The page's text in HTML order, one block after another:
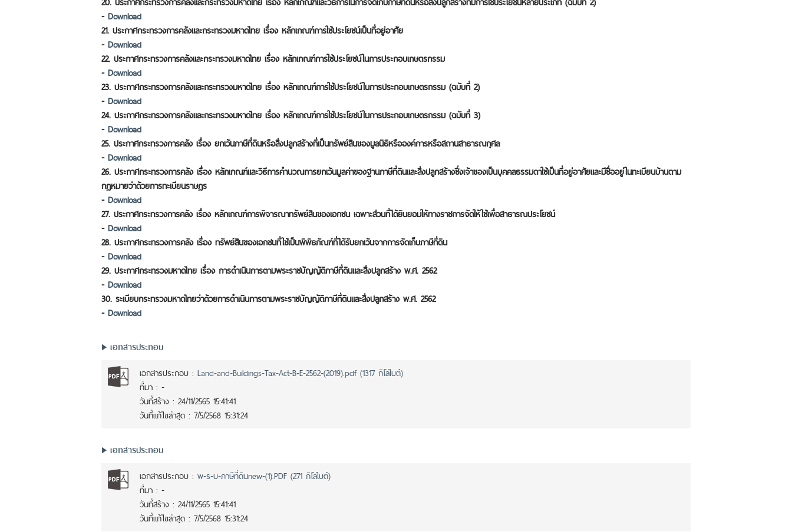
- Download
21. ประกาศกระทรวงการคลังและกระทรวงมหาดไทย เรื่อง หลักเกณฑ์การใช้ประโยชน์เป็นที่อยู่อาศัย
- Download
22. ประกาศกระทรวงการคลังและกระทรวงมหาดไทย เรื่อง หลักเกณฑ์การใช้ประโยชน์ในการประกอบเกษตรกรรม
- Download
23. ประกาศกระทรวงการคลังและกระทรวงมหาดไทย เรื่อง หลักเกณฑ์การใช้ประโยชน์ในการประกอบเกษตรกรรม (ฉบับที่ 2)
- Download
24. ประกาศกระทรวงการคลังและกระทรวงมหาดไทย เรื่อง หลักเกณฑ์การใช้ประโยชน์ในการประกอบเกษตรกรรม (ฉบับที่ 3)
- Download
25. ประกาศกระทรวงการคลัง เรื่อง ยกเว้นภาษีที่ดินหรือสิ่งปลูกสร้างที่เป็นทรัพย์สินของมูลนิธิหรือองค์การหรือสถานสาธารณกุศล
- Download
26. ประกาศกระทรวงการคลัง เรื่อง หลักเกณฑ์และวิธีการคำนวณการยกเว้นมูลค่าของฐานภาษีที่ดินและสิ่งปลูกสร้างซึ่งเจ้าของเป็นบุคคลธรรมดาใช้เป็นที่อยู่อาศัยและมีชื่ออยู่ในทะเบียนบ้านตาม
กฎหมายว่าด้วยการทะเบียนราษฎร
- Download
27. ประกาศกระทรวงการคลัง เรื่อง หลักเกณฑ์การพิจารณาทรัพย์สินของเอกชน เฉพาะส่วนที่ได้ยินยอมให้ทางราชการจัดให้ใช้เพื่อสาธารณประโยชน์
- Download
28. ประกาศกระทรวงการคลัง เรื่อง ทรัพย์สินของเอกชนที่ใช้เป็นพิพิธภัณฑ์ที่ได้รับยกเว้นจากการจัดเก็บภาษีที่ดิน
- Download
29. ประกาศกระทรวงมหาดไทย เรื่อง การดำเนินการตามพระราชบัญญัติภาษีที่ดินและสิ่งปลูกสร้าง พ.ศ. 2562
- Download
30. ระเบียบกระทรวงมหาดไทยว่าด้วยการดำเนินการตามพระราชบัญญัติภาษีที่ดินและสิ่งปลูกสร้าง พ.ศ. 2562
- Download
เอกสารประกอบ
เอกสารประกอบ : Land-and-Buildings-Tax-Act-B-E-2562-(2019).pdf (1317 กิโลไบต์)
ที่มา : -
วันที่สร้าง : 24/11/2565 15:41:41
วันที่แก้ไขล่าสุด : 7/5/2568 15:31:24
เอกสารประกอบ
เอกสารประกอบ : พ-ร-บ-ภาษีที่ดินnew-(1).PDF (271 กิโลไบต์)
ที่มา : -
วันที่สร้าง : 24/11/2565 15:41:41
วันที่แก้ไขล่าสุด : 7/5/2568 15:31:24